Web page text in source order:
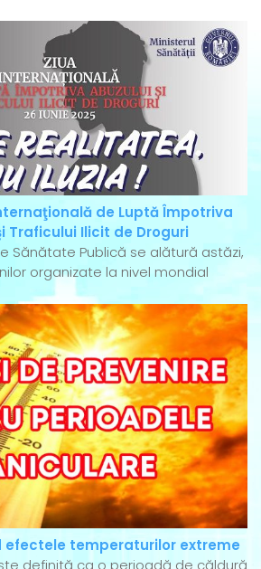
de Luptă Împotriva
Traficului Ilicit de Droguri
Sănătate Publică se alătură astăzi,
organizate la nivel mondial
efectele temperaturilor extreme
definită ca o perioadă de căldură